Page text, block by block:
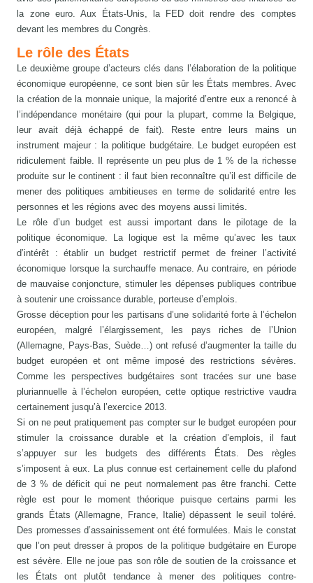
la zone euro. Aux États-Unis, la FED doit rendre des comptes
devant les membres du Congrès.
Le rôle des États
Le deuxième groupe d’acteurs clés dans l’élaboration de la politique
économique européenne, ce sont bien sûr les États membres. Avec
la création de la monnaie unique, la majorité d’entre eux a renoncé à
l’indépendance monétaire (qui pour la plupart, comme la Belgique,
leur avait déjà échappé de fait). Reste entre leurs mains un
instrument majeur : la politique budgétaire. Le budget européen est
ridiculement faible. Il représente un peu plus de 1 % de la richesse
produite sur le continent : il faut bien reconnaître qu’il est difficile de
mener des politiques ambitieuses en terme de solidarité entre les
personnes et les régions avec des moyens aussi limités.
Le rôle d’un budget est aussi important dans le pilotage de la
politique économique. La logique est la même qu’avec les taux
d’intérêt : établir un budget restrictif permet de freiner l’activité
économique lorsque la surchauffe menace. Au contraire, en période
de mauvaise conjoncture, stimuler les dépenses publiques contribue
à soutenir une croissance durable, porteuse d’emplois.
Grosse déception pour les partisans d’une solidarité forte à l’échelon
européen, malgré l’élargissement, les pays riches de l’Union
(Allemagne, Pays-Bas, Suède…) ont refusé d’augmenter la taille du
budget européen et ont même imposé des restrictions sévères.
Comme les perspectives budgétaires sont tracées sur une base
pluriannuelle à l’échelon européen, cette optique restrictive vaudra
certainement jusqu’à l’exercice 2013.
Si on ne peut pratiquement pas compter sur le budget européen pour
stimuler la croissance durable et la création d’emplois, il faut
s’appuyer sur les budgets des différents États. Des règles
s’imposent à eux. La plus connue est certainement celle du plafond
de 3 % de déficit qui ne peut normalement pas être franchi. Cette
règle est pour le moment théorique puisque certains parmi les
grands États (Allemagne, France, Italie) dépassent le seuil toléré.
Des promesses d’assainissement ont été formulées. Mais le constat
que l’on peut dresser à propos de la politique budgétaire en Europe
est sévère. Elle ne joue pas son rôle de soutien de la croissance et
les États ont plutôt tendance à mener des politiques contre-